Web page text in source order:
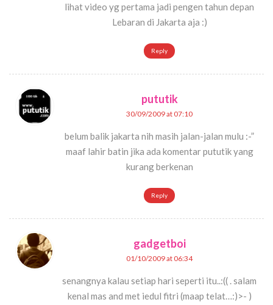
lihat video yg pertama jadi pengen tahun depan
Lebaran di Jakarta aja :)
Reply
pututik
30/09/2009 at 07:10
belum balik jakarta nih masih jalan-jalan mulu :-”
maaf lahir batin jika ada komentar pututik yang
kurang berkenan
Reply
gadgetboi
01/10/2009 at 06:34
senangnya kalau setiap hari seperti itu..:(( . salam
kenal mas and met iedul fitri (maap telat…:)>- )